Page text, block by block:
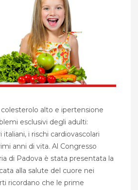
alto e ipertensione
esclusivi degli adulti:
i rischi cardiovascolari
anni di vita. Al Congresso
di Padova è stata presentata la
alla salute del cuore nei
ricordano che le prime